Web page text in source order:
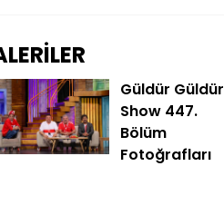
Güldür Güldür
Show 447.
Bölüm
Fotoğrafları